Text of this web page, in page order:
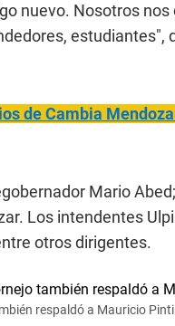
nuevo. Nosotros
estudiantes",
de Cambia
Mario
Los intendentes
otros dirigentes.
respaldó a Mauricio